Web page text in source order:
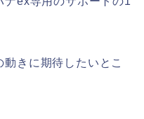
動きに期待したいとこ